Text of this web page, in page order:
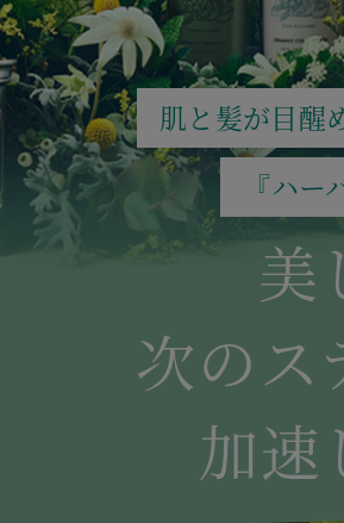
肌と髪が目醒
『ハ
美
次のス
加速